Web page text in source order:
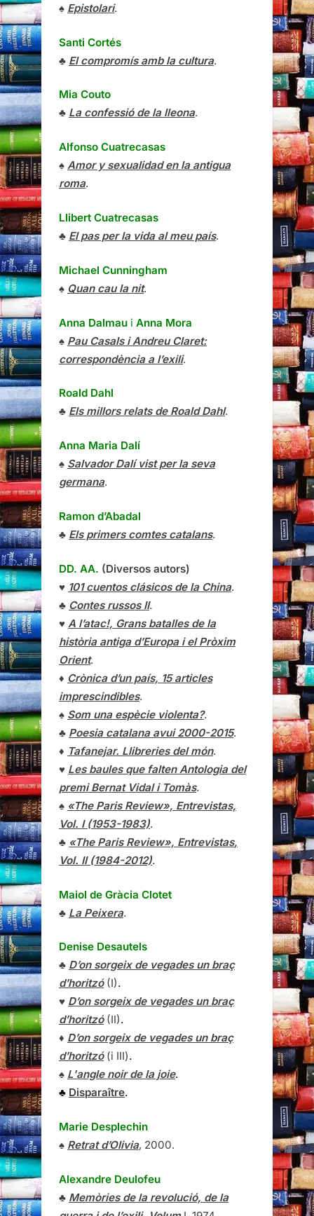
♠ Epistolari.
Santi Cortés
♣ El compromís amb la cultura.
Mia Couto
♣ La confessió de la lleona.
Alfonso Cuatrecasas
♠ Amor y sexualidad en la antigua
roma.
Llibert Cuatrecasas
♣ El pas per la vida al meu país.
Michael Cunningham
♠ Quan cau la nit.
Anna Dalmau i Anna Mora
♠ Pau Casals i Andreu Claret:
correspondència a l’exili.
Roald Dahl
♣ Els millors relats de Roald Dahl.
Anna Maria Dalí
♠ Salvador Dalí vist per la seva
germana.
Ramon d’Abadal
♣ Els primers comtes catalans.
DD. AA. (Diversos autors)
♥ 101 cuentos clásicos de la China.
♣ Contes russos II.
♥ A l’atac!, Grans batalles de la
història antiga d’Europa i el Pròxim
Orient.
♦ Crònica d’un país, 15 articles
imprescindibles.
♠ Som una espècie violenta?.
♣ Poesia catalana avui 2000-2015.
♦ Tafanejar. Llibreries del món.
♥ Les baules que falten Antologia del
premi Bernat Vidal i Tomàs.
♠ «The Paris Review», Entrevistas,
Vol. I (1953-1983).
♣ «The Paris Review», Entrevistas,
Vol. II (1984-2012).
Maiol de Gràcia Clotet
♣ La Peixera.
Denise Desautels
♣ D’on sorgeix de vegades un braç
d’horitzó(I).
♥ D’on sorgeix de vegades un braç
d’horitzó(II).
♦ D’on sorgeix de vegades un braç
d’horitzó(i III).
♠ L'angle noir de la joie.
♣ Disparaître.
Marie Desplechin
♠ Retrat d’Olivia, 2000.
Alexandre Deulofeu
♣ Memòries de la revolució, de la